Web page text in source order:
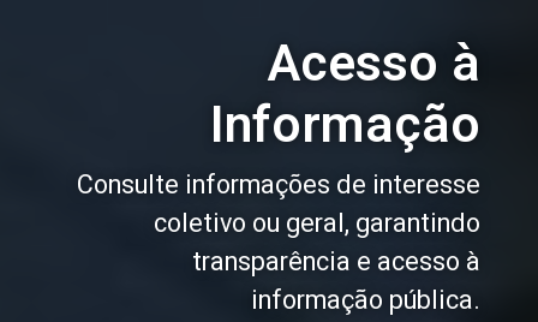
Acesso à
Informação
Consulte informações de interesse
coletivo ou geral, garantindo
transparência e acesso à
informação pública.